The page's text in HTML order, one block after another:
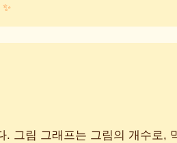
그림 그래프는 그림의 개수로,